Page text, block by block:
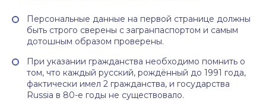
Персональные данные на первой странице должны
быть строго сверены с загранпаспортом и самым
дотошным образом проверены.
При указании гражданства необходимо помнить о
том, что каждый русский, рождённый до 1991 года,
фактически имел 2 гражданства, и государства
Russia в 80-е годы не существовало.